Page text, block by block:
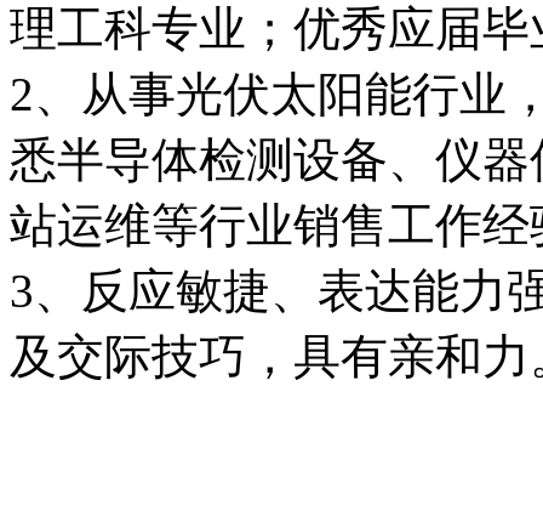
理工科专业；优秀应届
2、从事光伏太阳能行业
悉半导体检测设备、仪
站运维等行业销售工作
3、反应敏捷、表达能力
及交际技巧，具有亲和力